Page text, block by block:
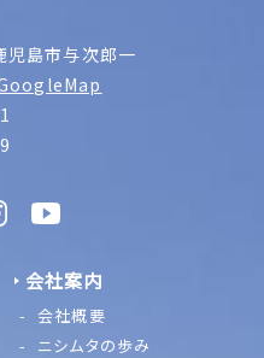
島市与次郎一
会社案内
会社概要
ニシムタの歩み